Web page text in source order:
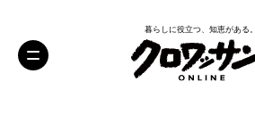
暮らしに役立つ、知恵がある。